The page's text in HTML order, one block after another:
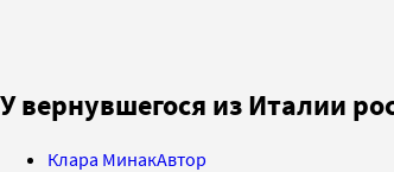
У вернувшегося из Италии
Клара МинакАвтор